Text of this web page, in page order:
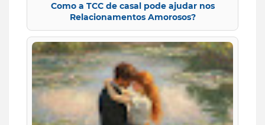
Como a TCC de casal pode ajudar nos
Relacionamentos Amorosos?